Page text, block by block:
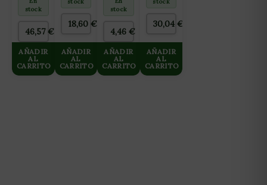
3000
stock
46,57€
AÑADIR
AL
CARRITO
FINALIZACIÓN)
2L
stock
18,60 €
AÑADIR
AL
CARRITO
stock
4,46€
AÑADIR
AL
CARRITO
stock
30,04 €
AÑADIR
AL
CARRITO